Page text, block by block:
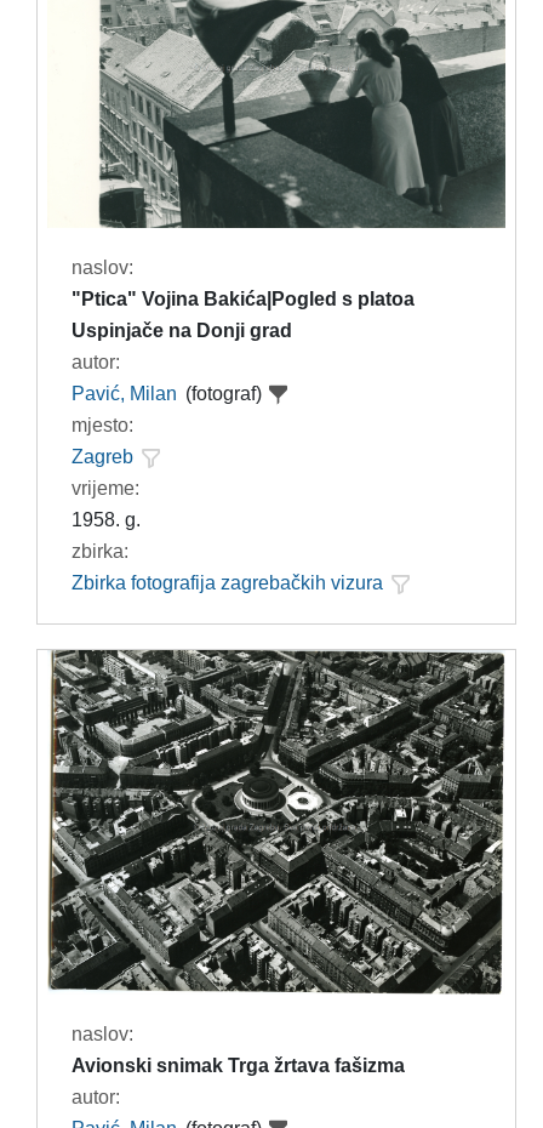
naslov:
"Ptica" Vojina Bakića|Pogled s platoa
Uspinjače na Donji grad
autor:
Pavić, Milan (fotograf)
mjesto:
Zagreb
vrijeme:
1958. g.
zbirka:
Zbirka fotografija zagrebačkih vizura
naslov:
Avionski snimak Trga žrtava fašizma
autor: